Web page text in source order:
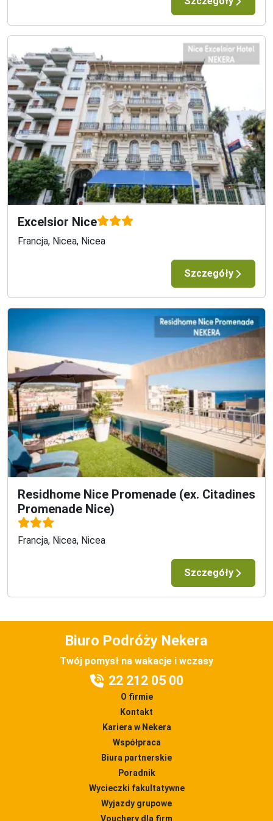
Excelsior Nice
Francja, Nicea, Nicea
Szczegóły
Residhome Nice Promenade (ex. Citadines
Promenade Nice)
Francja, Nicea, Nicea
Szczegóły
Biuro Podróży Nekera
Twój pomysł na wakacje i wczasy
22 212 05 00
O firmie
Kontakt
Kariera w Nekera
Współpraca
Biura partnerskie
Poradnik
Wycieczki fakultatywne
Wyjazdy grupowe
Vouchery dla firm